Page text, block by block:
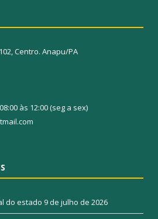
Centro. Anapu/PA
às 12:00 (seg a sex)
do estado 9 de julho de 2026